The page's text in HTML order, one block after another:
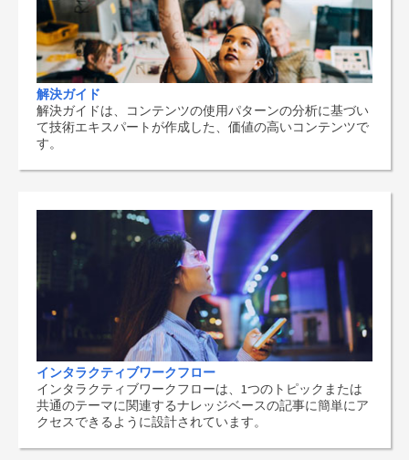
解決ガイド
解決ガイドは、コンテンツの使用パターンの分析に基づい
て技術エキスパートが作成した、価値の高いコンテンツで
す。
インタラクティブワークフロー
インタラクティブワークフローは、1つのトピックまたは
共通のテーマに関連するナレッジベースの記事に簡単にア
クセスできるように設計されています。